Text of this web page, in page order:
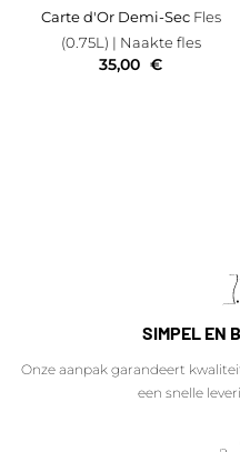
Carte d'Or Demi-SecFles
(0.75L) | Naakte fles
35,00 €
SIMPEL EN
Onze aanpak garandeert
een snelle